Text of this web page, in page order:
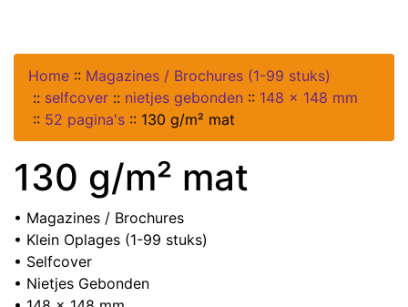
Home :: Magazines / Brochures (1-99 stuks)
:: selfcover :: nietjes gebonden :: 148 x 148 mm
:: 52 pagina's :: 130 g/m² mat
130 g/m² mat
• Magazines / Brochures
• Klein Oplages (1-99 stuks)
• Selfcover
• Nietjes Gebonden